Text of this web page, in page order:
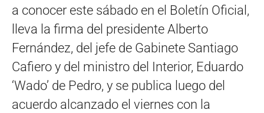
a conocer este sábado en el Boletín Oficial,
lleva la firma del presidente Alberto
Fernández, del jefe de Gabinete Santiago
Cafiero y del ministro del Interior, Eduardo
‘Wado’ de Pedro, y se publica luego del
acuerdo alcanzado el viernes con la